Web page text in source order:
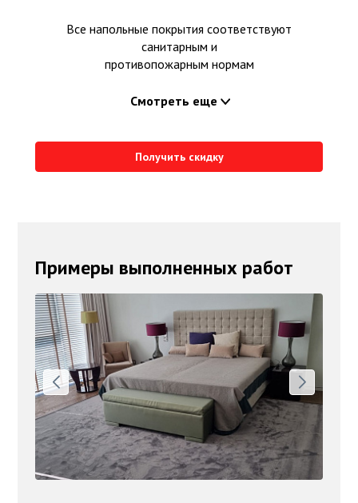
Все напольные покрытия соответствуют
санитарным и
противопожарным нормам
Смотреть еще
Получить скидку
Примеры выполненных работ